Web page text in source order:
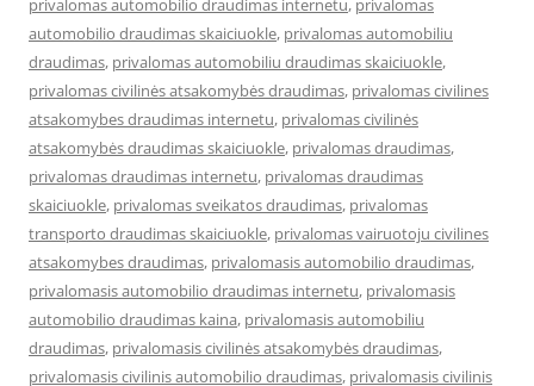
privalomas automobilio draudimas internetu, privalomas
automobilio draudimas skaiciuokle, privalomas automobiliu
draudimas, privalomas automobiliu draudimas skaiciuokle,
privalomas civilinės atsakomybės draudimas, privalomas civilines
atsakomybes draudimas internetu, privalomas civilinės
atsakomybės draudimas skaiciuokle, privalomas draudimas,
privalomas draudimas internetu, privalomas draudimas
skaiciuokle, privalomas sveikatos draudimas, privalomas
transporto draudimas skaiciuokle, privalomas vairuotoju civilines
atsakomybes draudimas, privalomasis automobilio draudimas,
privalomasis automobilio draudimas internetu, privalomasis
automobilio draudimas kaina, privalomasis automobiliu
draudimas, privalomasis civilinės atsakomybės draudimas,
privalomasis civilinis automobilio draudimas, privalomasis civilinis